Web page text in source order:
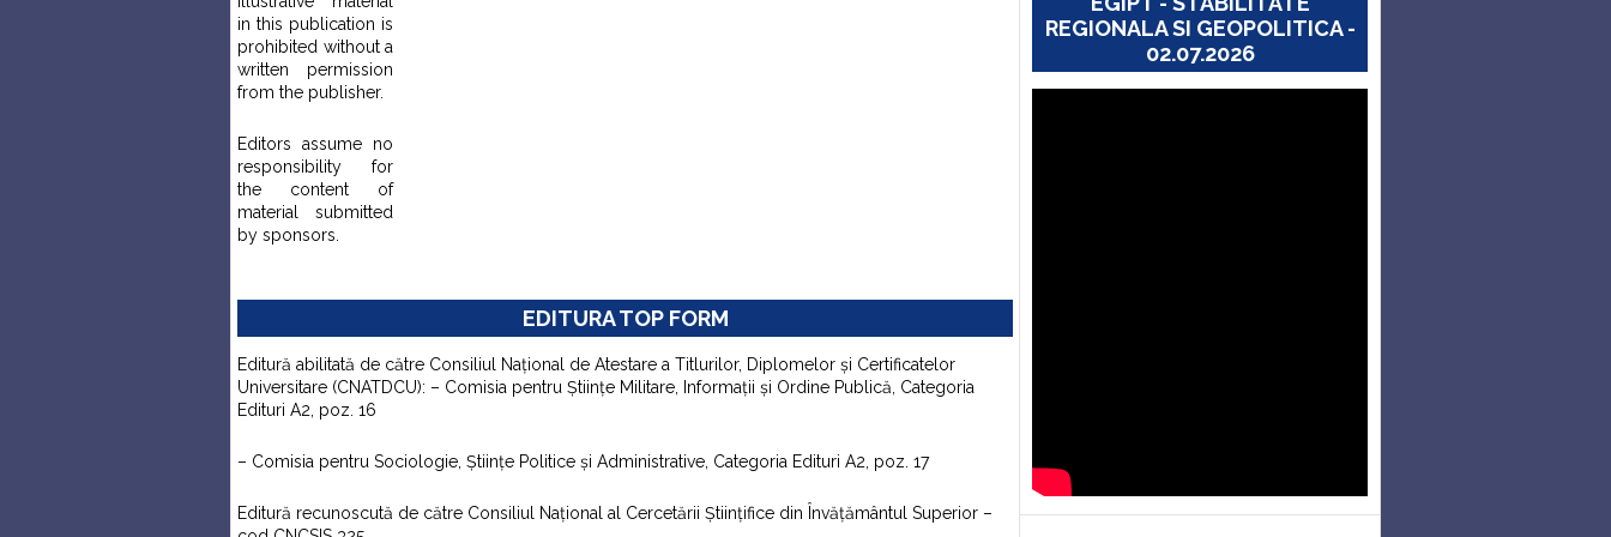
in this publication is
prohibited without a
written permission
from the publisher.
Editors assume no
responsibility for
the content of
material submitted
by sponsors.
EDITURA TOP FORM
Editură abilitată de către Consiliul Naţional de Atestare a Titlurilor, Diplomelor şi Certificatelor
Universitare (CNATDCU): – Comisia pentru Ştiinţe Militare, Informaţii şi Ordine Publică, Categoria
Edituri A2, poz. 16
– Comisia pentru Sociologie, Ştiinţe Politice şi Administrative, Categoria Edituri A2, poz. 17
Editură recunoscută de către Consiliul Naţional al Cercetării Ştiinţifice din Învăţământul Superior –
REGIONALA SI GEOPOLITICA -
02.07.2026